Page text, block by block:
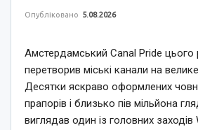
Опубліковано 5.08.2026
Амстердамський Canal Pride цього
перетворив міські канали на
Десятки яскраво оформлених
прапорів і близько пів мільйона
виглядав один із головних заходів